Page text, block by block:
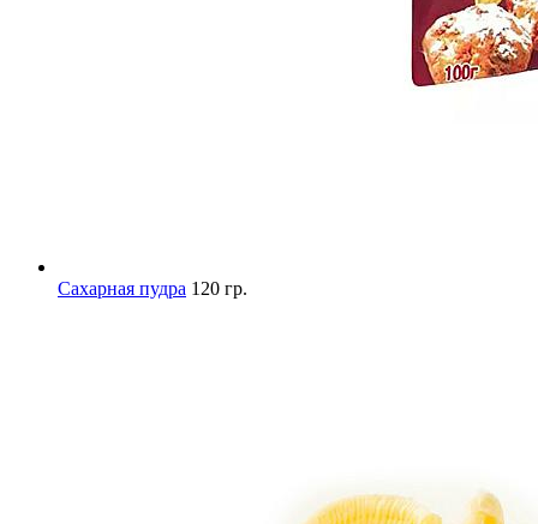
Сахарная пудра 120 гр.